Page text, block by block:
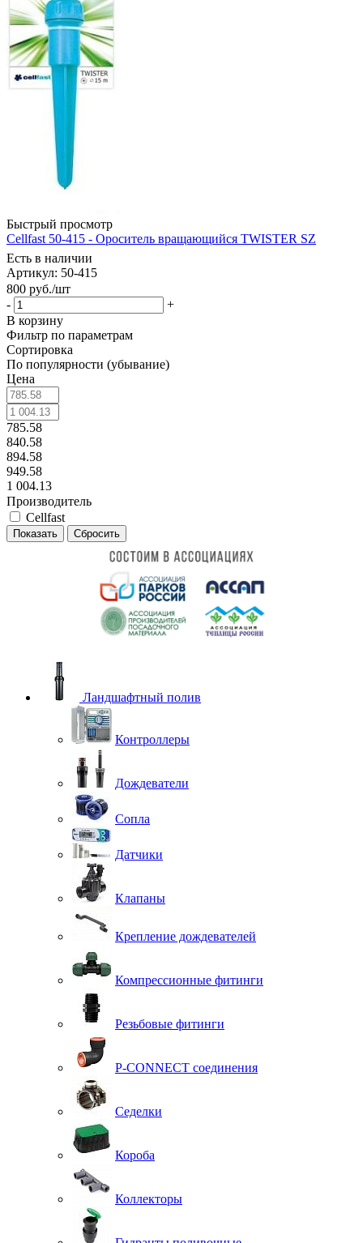
Быстрый просмотр
Cellfast 50-415 - Ороситель вращающийся TWISTER SZ
Есть в наличии
Артикул: 50-415
800 руб./шт
-
+
В корзину
Фильтр по параметрам
Сортировка
По популярности (убывание)
Цена
785.58
840.58
894.58
949.58
1 004.13
Производитель
Cellfast
Сбросить
Ландшафтный полив
Контроллеры
Дождеватели
Сопла
Датчики
Клапаны
Крепление дождевателей
Компрессионные фитинги
Резьбовые фитинги
P-CONNECT соединения
Седелки
Короба
Коллекторы